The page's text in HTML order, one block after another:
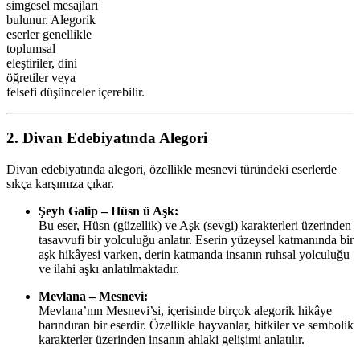
simgesel mesajları
bulunur. Alegorik
eserler genellikle
toplumsal
eleştiriler, dini
öğretiler veya
felsefi düşünceler içerebilir.
2. Divan Edebiyatında Alegori
Divan edebiyatında alegori, özellikle mesnevi türündeki eserlerde
sıkça karşımıza çıkar.
Şeyh Galip – Hüsn ü Aşk:
Bu eser, Hüsn (güzellik) ve Aşk (sevgi) karakterleri üzerinden
tasavvufi bir yolculuğu anlatır. Eserin yüzeysel katmanında bir
aşk hikâyesi varken, derin katmanda insanın ruhsal yolculuğu
ve ilahi aşkı anlatılmaktadır.
Mevlana – Mesnevi:
Mevlana’nın Mesnevi’si, içerisinde birçok alegorik hikâye
barındıran bir eserdir. Özellikle hayvanlar, bitkiler ve sembolik
karakterler üzerinden insanın ahlaki gelişimi anlatılır.